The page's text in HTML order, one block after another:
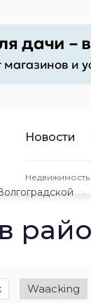
Новости
Недвижимость
Waacking